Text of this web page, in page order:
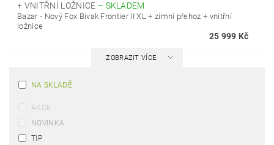
+ VNITŘNÍ LOŽNICE – SKLADEM
Bazar - Nový Fox Bivak Frontier II XL + zimní přehoz + vnitřní
ložnice
25 999 Kč
ZOBRAZIT VÍCE
NA SKLADĚ
AKCE
NOVINKA
TIP